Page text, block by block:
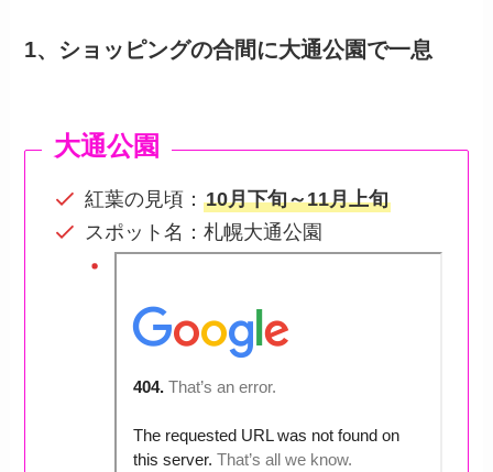
1、ショッピングの合間に大通公園で一息
大通公園
紅葉の見頃：10月下旬～11月上旬
スポット名：札幌大通公園